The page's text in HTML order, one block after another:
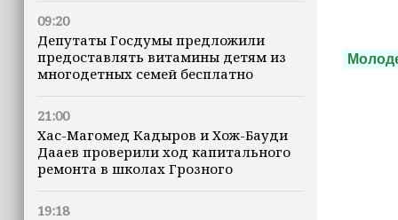
09:20
Депутаты Госдумы предложили
предоставлять витамины детям из
многодетных семей бесплатно
21:00
Хас-Магомед Кадыров и Хож-Бауди
Дааев проверили ход капитального
ремонта в школах Грозного
19:18